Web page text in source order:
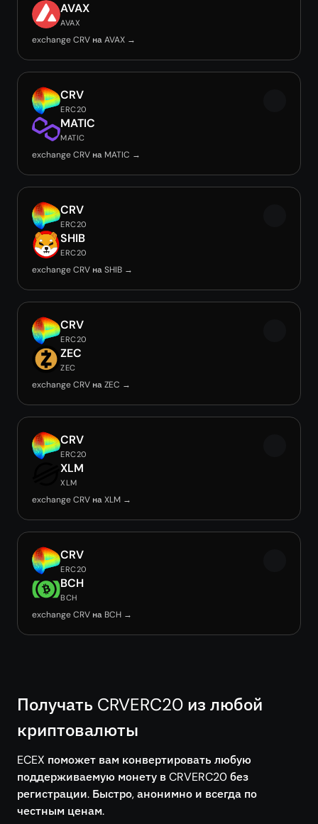
AVAX
AVAX
exchange CRV на AVAX →
CRV
ERC20
MATIC
MATIC
exchange CRV на MATIC →
CRV
ERC20
SHIB
ERC20
exchange CRV на SHIB →
CRV
ERC20
ZEC
ZEC
exchange CRV на ZEC →
CRV
ERC20
XLM
XLM
exchange CRV на XLM →
CRV
ERC20
BCH
BCH
exchange CRV на BCH →
Получать CRVERC20 из любой
криптовалюты
ECEX поможет вам конвертировать любую
поддерживаемую монету в CRVERC20 без
регистрации. Быстро, анонимно и всегда по
честным ценам.